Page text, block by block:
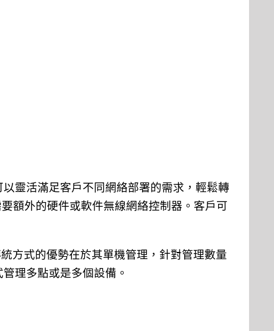
以靈活滿足客戶不同網絡部署的需求，輕鬆轉
額外的硬件或軟件無線網絡控制器。客戶可
方式的優勢在於其單機管理，針對管理數量
理多點或是多個設備。